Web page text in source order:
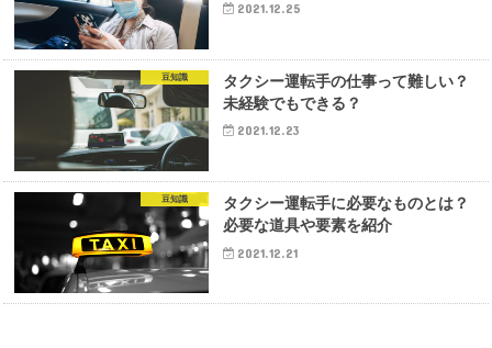
2021.12.25
豆知識
タクシー運転手の仕事って難しい？
未経験でもできる？
2021.12.23
豆知識
タクシー運転手に必要なものとは？
必要な道具や要素を紹介
2021.12.21